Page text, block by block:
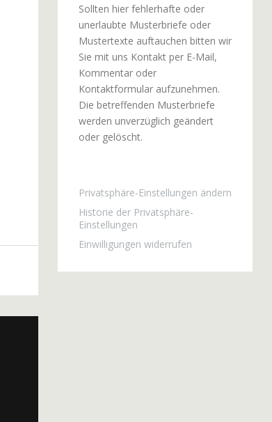
Sollten hier fehlerhafte oder
unerlaubte Musterbriefe oder
Mustertexte auftauchen bitten wir
Sie mit uns Kontakt per E-Mail,
Kommentar oder
Kontaktformular aufzunehmen.
Die betreffenden Musterbriefe
werden unverzüglich geändert
oder gelöscht.
Privatsphäre-Einstellungen ändern
Historie der Privatsphäre-
Einstellungen
Einwilligungen widerrufen